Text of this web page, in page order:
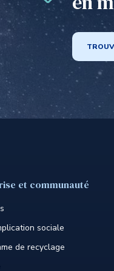
et communauté
sociale
de recyclage